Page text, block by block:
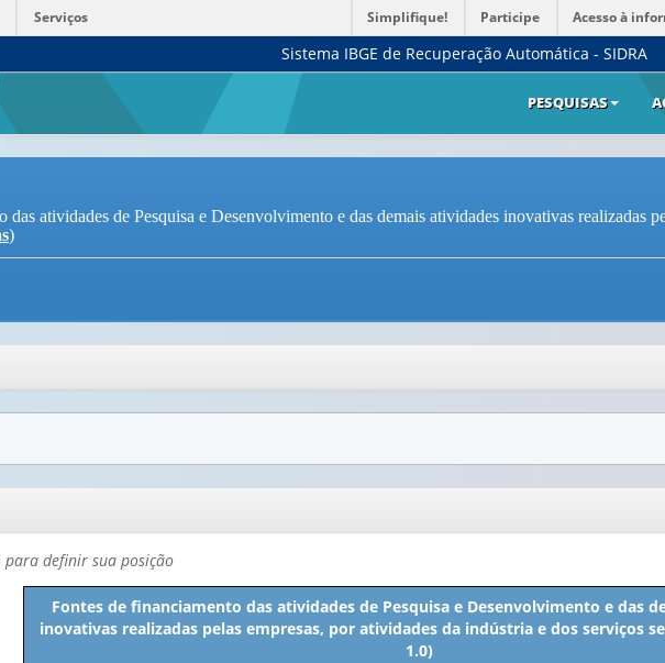
Serviços Simplifique! Participe Acesso à
Sistema IBGE de Recuperação Automática - SIDRA
PESQUISAS
atividades de Pesquisa e Desenvolvimento e das demais atividades inovativas realizadas
)
para definir sua posição
Fontes de financiamento das atividades de Pesquisa e Desenvolvimento e das
inovativas realizadas pelas empresas, por atividades da indústria e dos serviços
1.0)